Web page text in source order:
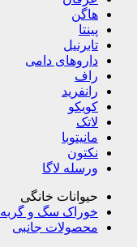
هاگن
پینتا
تابرنیل
داروهای دامی
راف
رانفرید
کویکو
لاتک
مانیتوبا
نکتون
ورسله لاگا
حیوانات خانگی
خوراک سگ و گربه
محصولات جانبی